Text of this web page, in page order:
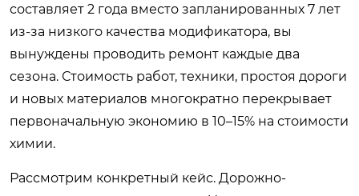
составляет 2 года вместо запланированных 7 лет
из-за низкого качества модификатора, вы
вынуждены проводить ремонт каждые два
сезона. Стоимость работ, техники, простоя дороги
и новых материалов многократно перекрывает
первоначальную экономию в 10–15% на стоимости
химии.
Рассмотрим конкретный кейс. Дорожно-